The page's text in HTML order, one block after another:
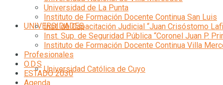
UNIVERSIDADES
Universidad Católica de Cuyo
Universidad de La Punta
Instituto de Formación Docente Continua San Luis
Inst. de Capacitación Judicial “Juan Crisóstomo
Inst. Sup. de Seguridad Pública “Coronel Juan P.
Instituto de Formación Docente Continua Villa
Profesionales
O.D.S
ESTADO 2030
Agenda